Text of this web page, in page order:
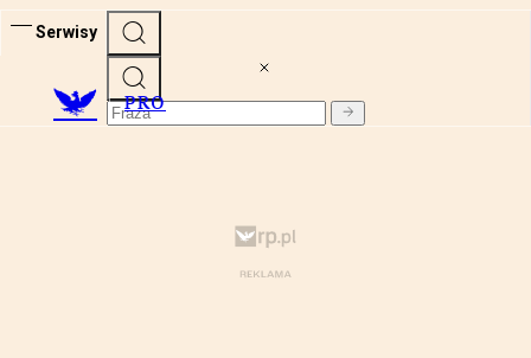
Serwisy
PRO